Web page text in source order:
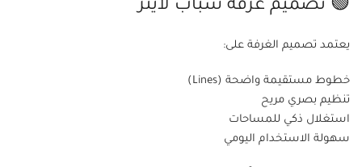
🟢 تصميم غرفة شباب لاينز
يعتمد تصميم الغرفة على:
خطوط مستقيمة واضحة (Lines)
تنظيم بصري مريح
استغلال ذكي للمساحات
سهولة الاستخدام اليومي